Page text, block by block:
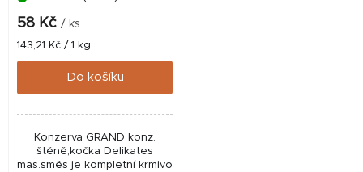
58 Kč / ks
Měrná
cena:
143,21 Kč / 1 kg
Do košíku
Konzerva GRAND konz.
štěně,kočka Delikates
mas.směs je kompletní krmivo